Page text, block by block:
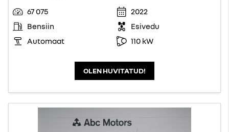
67 075
2022
Bensiin
Esivedu
Automaat
110 kW
OLEN HUVITATUD!